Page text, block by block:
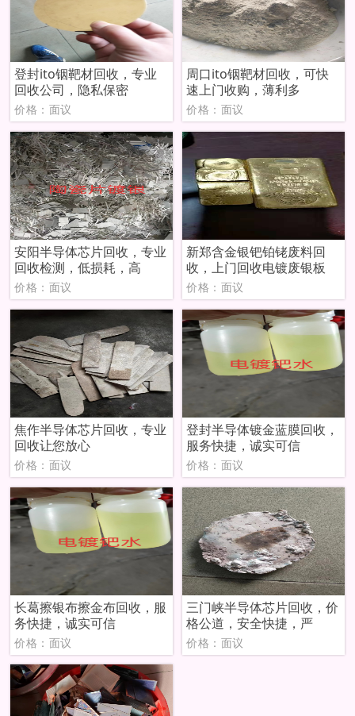
登封ito铟靶材回收，专业
回收公司，隐私保密
价格：面议
周口ito铟靶材回收，可快
速上门收购，薄利多
价格：面议
安阳半导体芯片回收，专业
回收检测，低损耗，高
价格：面议
新郑含金银钯铂铑废料回
收，上门回收电镀废银板
价格：面议
焦作半导体芯片回收，专业
回收让您放心
价格：面议
登封半导体镀金蓝膜回收，
服务快捷，诚实可信
价格：面议
长葛擦银布擦金布回收，服
务快捷，诚实可信
价格：面议
三门峡半导体芯片回收，价
格公道，安全快捷，严
价格：面议